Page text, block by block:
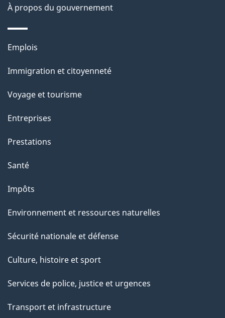
s
l
a
a
g
"
À propos du gouvernement
Thèmes
sujets
Emplois
Immigration et citoyenneté
Voyage et tourisme
Entreprises
Prestations
Santé
Impôts
Environnement et ressources naturelles
Sécurité nationale et défense
Culture, histoire et sport
Services de police, justice et urgences
Transport et infrastructure